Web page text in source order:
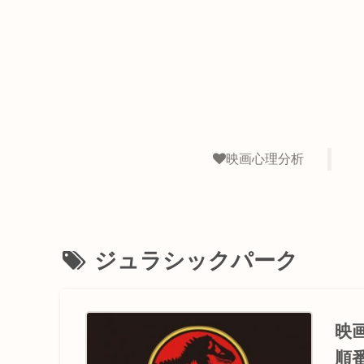
映画心理分析
ジュラシックパーク
映
順